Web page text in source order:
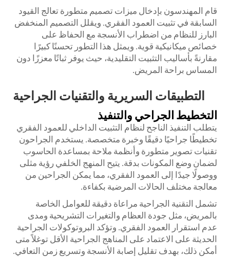
قام المهندسون بإدخال ميزات تصميم متطورة تعالج القيود
السابقة في تثبيت العمود الفقري. ويقلل التصميم المنخفض
البارز للنظام من اضطراب الأنسجة مع الحفاظ على
خصائص ميكانيكية قوية. ويمثل هذا التطور تحسنًا كبيرًا
مقارنةً بأساليب التثبيت التقليدية، حيث يوفر ثباتًا معززًا دون
المساس براحة المريض.
التطبيقات السريرية والتقنيات الجراحية
التخطيط الجراحي والتنفيذ
يتطلب التنفيذ الناجح لنظام التثبيت الداخلي للعمود الفقري
تخطيطًا جراحيًا دقيقًا وخبرة متخصصة. يستخدم الجراحون
تقنيات تصوير متطورة وأنظمة ملاحة بمساعدة الحاسوب
لضمان وضع المكونات بدقة. يتيح المنهج الخلفي رؤية مثلى
ووصولًا جيدًا إلى العمود الفقري، مما يمكن الجراحين من
معالجة مختلف الحالات المرضية بكفاءة.
تشمل التقنية الجراحية مراعاة دقيقة للعوامل الخاصة
بالمريض، مثل جودة العظام والتغيرات التشريحية ومدى
عدم استقرار العمود الفقري. وتؤكد البروتوكولات الجراحية
الحديثة على الاعتماد على المناهج الجراحية الأقل توغلاً متى
أمكن ذلك، بهدف تقليل إصابة الأنسجة وتسريع زمن التعافي.